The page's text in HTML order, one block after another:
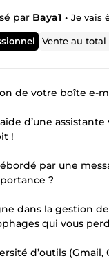
par Baya1 • Je vais
Vente au total
de votre boîte e-
d’une
!
par une
?
dans la gestion
qui vous
d’outils